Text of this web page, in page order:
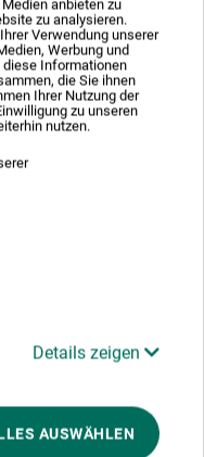
anbieten zu
zu analysieren.
Verwendung unserer
Werbung und
diese Informationen
die Sie ihnen
Ihrer Nutzung der
zu unseren
nutzen.
Details zeigen
AUSWÄHLEN